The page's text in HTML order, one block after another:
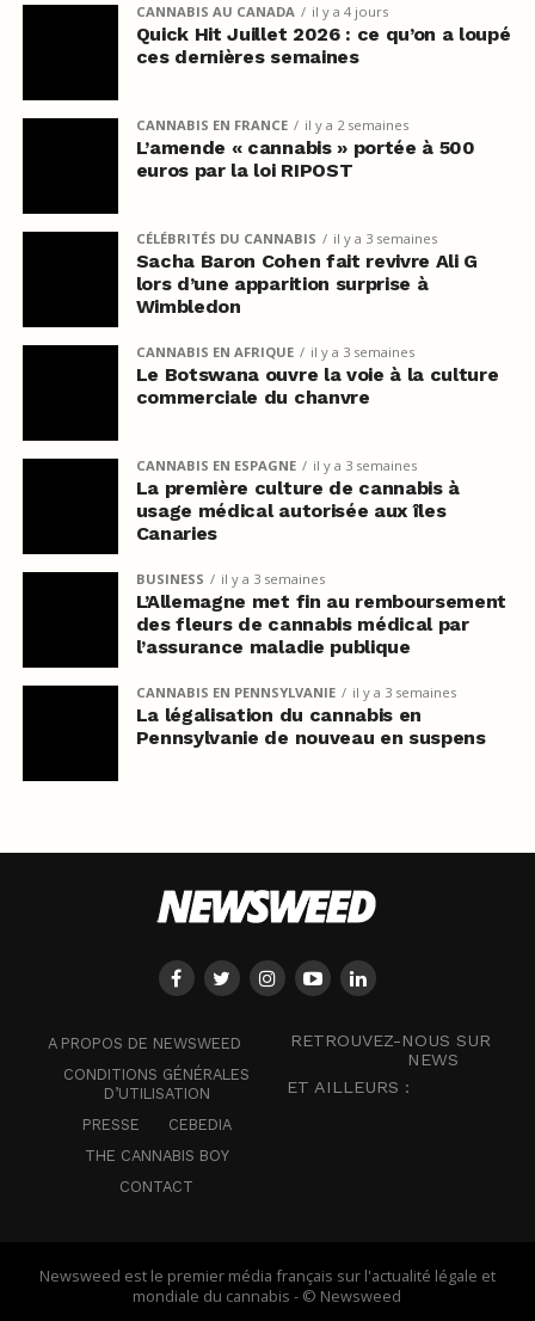
CANNABIS AU CANADA il y a 4 jours
Quick Hit Juillet 2026 : ce qu’on a loupé
ces dernières semaines
CANNABIS EN FRANCE il y a 2 semaines
L’amende « cannabis » portée à 500
euros par la loi RIPOST
CÉLÉBRITÉS DU CANNABIS il y a 3 semaines
Sacha Baron Cohen fait revivre Ali G
lors d’une apparition surprise à
Wimbledon
CANNABIS EN AFRIQUE il y a 3 semaines
Le Botswana ouvre la voie à la culture
commerciale du chanvre
CANNABIS EN ESPAGNE il y a 3 semaines
La première culture de cannabis à
usage médical autorisée aux îles
Canaries
BUSINESS il y a 3 semaines
L’Allemagne met fin au remboursement
des fleurs de cannabis médical par
l’assurance maladie publique
CANNABIS EN PENNSYLVANIE il y a 3 semaines
La légalisation du cannabis en
Pennsylvanie de nouveau en suspens
A PROPOS DE NEWSWEED
CONDITIONS GÉNÉRALES
D’UTILISATION
PRESSE
CEBEDIA
THE CANNABIS BOY
CONTACT
RETROUVEZ-NOUS SUR
NEWS
ET AILLEURS :
Newsweed est le premier média français sur l'actualité légale et
mondiale du cannabis - © Newsweed